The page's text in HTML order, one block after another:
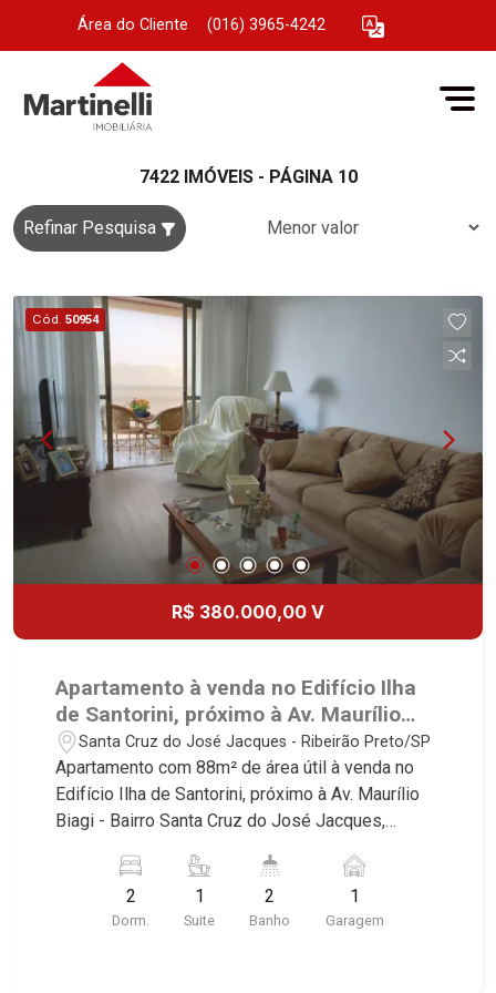
Área do Cliente (016) 3965-4242
7422 IMÓVEIS - PÁGINA 10
Refinar Pesquisa
Cód. 50954
R$ 380.000,00 V
Apartamento à venda no Edifício Ilha
de Santorini, próximo à Av. Maurílio
Biagi - Ribeirão Preto/SP.
Santa Cruz do José Jacques - Ribeirão Preto/SP
Apartamento com 88m² de área útil à venda no
Edifício Ilha de Santorini, próximo à Av. Maurílio
Biagi - Bairro Santa Cruz do José Jacques,
deste imóvel que a Martinelli Imobiliária
selecionou para você: - 88m² de área útil - 2
dormitórios, sendo 1 suíte - Banheiro social -
2
Dorm.
1
Suite
2
Banho
1
Garagem